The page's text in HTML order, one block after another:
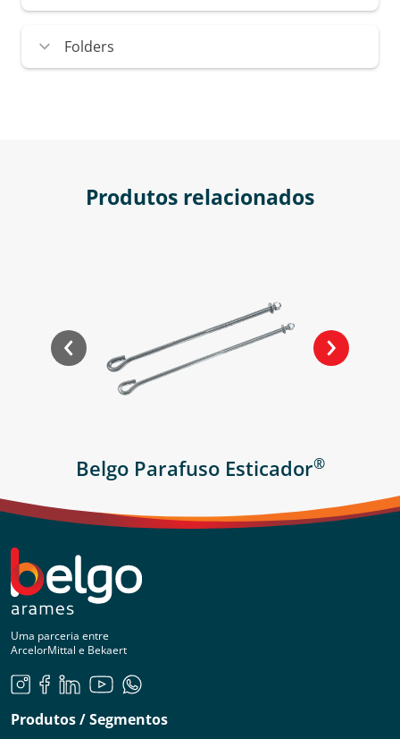
Folders
Produtos relacionados
Belgo Parafuso Esticador®
Uma parceria entre
ArcelorMittal e Bekaert
Produtos / Segmentos